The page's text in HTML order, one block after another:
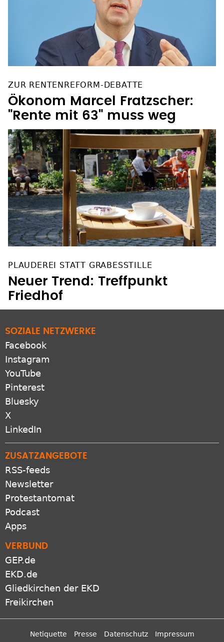
ZUR RENTENREFORM-DEBATTE
Ökonom Marcel Fratzscher:
"Rente mit 63" muss weg
PLAUDEREI STATT GRABESSTILLE
Neuer Trend: Treffpunkt
Friedhof
SOZIALE NETZWERKE
Facebook
Instagram
YouTube
Pinterest
Bluesky
X
LinkedIn
ZUSATZANGEBOTE
RSS-feeds
Newsletter
Protestantomat
Podcast
Apps
VERBUND
GEP.de
EKD.de
Gliedkirchen der EKD
Freikirchen
Netiquette Presse Datenschutz Impressum